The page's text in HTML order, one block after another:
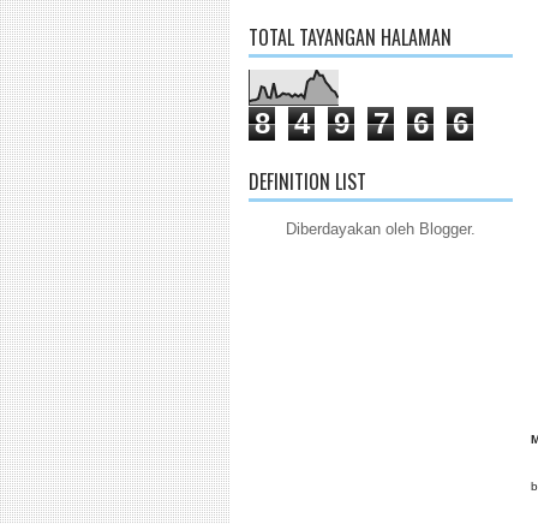
TOTAL TAYANGAN HALAMAN
8 4 9 7 6 6
DEFINITION LIST
Diberdayakan oleh Blogger.